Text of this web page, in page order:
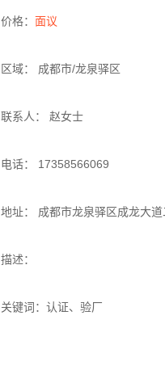
价格： 面议
区域： 成都市/龙泉驿区
联系人： 赵女士
电话： 17358566069
地址： 成都市龙泉驿区成龙大
描述：
关键词：认证、验厂